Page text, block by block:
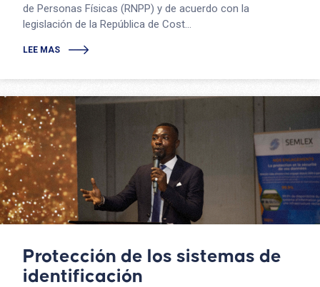
de Personas Físicas (RNPP) y de acuerdo con la
legislación de la República de Cost...
LEE MAS
Protección de los sistemas de
identificación